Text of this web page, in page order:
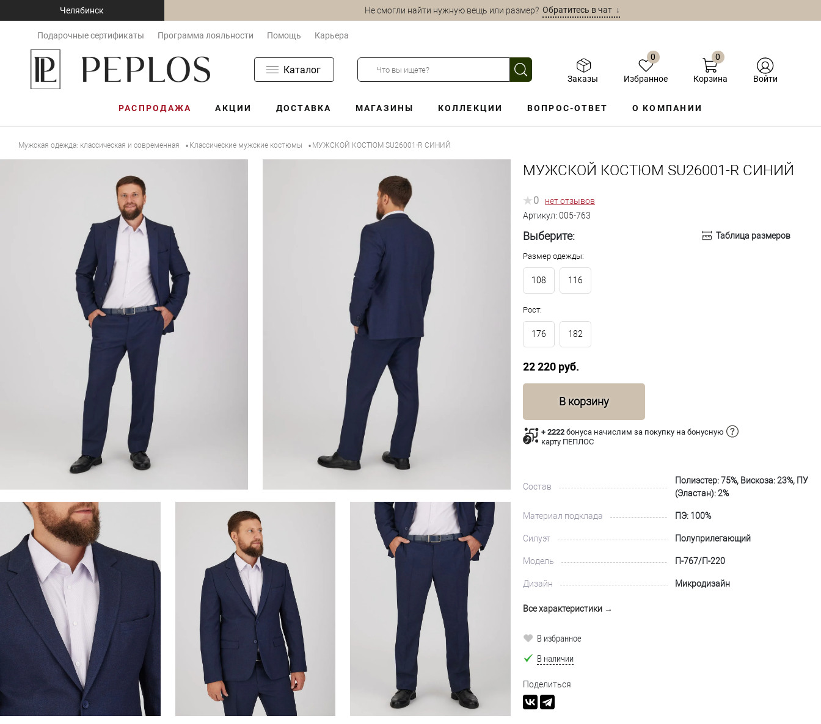
Челябинск Не смогли найти нужную вещь или размер?Обратитесь в чат ↓
Подарочные сертификаты Программа лояльности Помощь Карьера
Каталог
Заказы
0
Избранное
0
Корзина Войти
РАСПРОДАЖА АКЦИИ ДОСТАВКА МАГАЗИНЫ КОЛЛЕКЦИИ ВОПРОС-ОТВЕТ О КОМПАНИИ
Мужская одежда: классическая и современная • Классические мужские костюмы • МУЖСКОЙ КОСТЮМ SU26001-R СИНИЙ
МУЖСКОЙ КОСТЮМ SU26001-R СИНИЙ
0
нет отзывов
Артикул: 005-763
Выберите: Таблица размеров
Размер одежды:
108 116
Рост:
176 182
22 220 руб.
В корзину
+ 2222 бонуса начислим за покупку на бонусную
карту ПЕПЛОС
Состав
Полиэстер: 75%, Вискоза: 23%, ПУ
(Эластан): 2%
Материал подклада ПЭ: 100%
Силуэт Полуприлегающий
Модель П-767/П-220
Дизайн Микродизайн
Все характеристики →
В избранное
В наличии
Поделиться